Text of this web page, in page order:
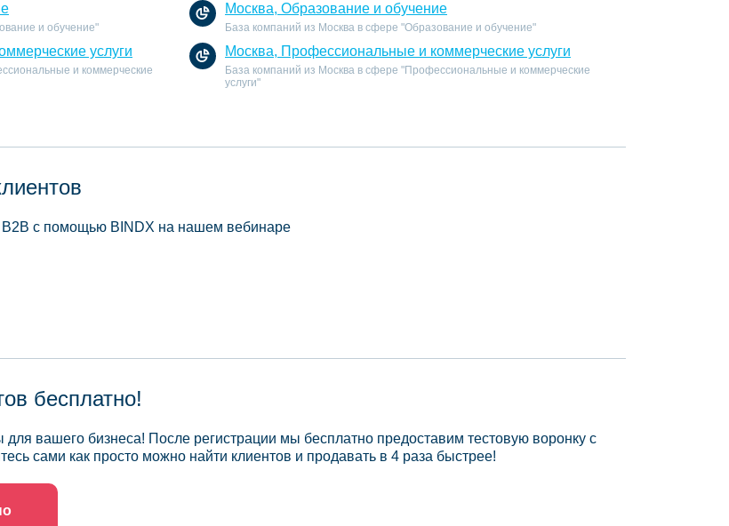
и обучение"
Москва, Образование и обучение
База компаний из Москва в сфере "Образование и обучение"
услуги
и коммерческие
Москва, Профессиональные и коммерческие услуги
База компаний из Москва в сфере "Профессиональные и коммерческие
услуги"
B2B с помощью BINDX на нашем вебинаре
бесплатно!
вашего бизнеса! После регистрации мы бесплатно предоставим тестовую воронку с
сами как просто можно найти клиентов и продавать в 4 раза быстрее!